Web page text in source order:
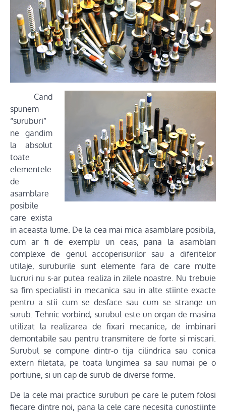
Cand
spunem
“suruburi”
ne gandim
la absolut
toate
elementele
de
asamblare
posibile
care exista
in aceasta lume. De la cea mai mica asamblare posibila,
cum ar fi de exemplu un ceas, pana la asamblari
complexe de genul accoperisurilor sau a diferitelor
utilaje, suruburile sunt elemente fara de care multe
lucruri nu s-ar putea realiza in zilele noastre. Nu trebuie
sa fim specialisti in mecanica sau in alte stiinte exacte
pentru a stii cum se desface sau cum se strange un
surub. Tehnic vorbind, surubul este un organ de masina
utilizat la realizarea de fixari mecanice, de imbinari
demontabile sau pentru transmitere de forte si miscari.
Surubul se compune dintr-o tija cilindrica sau conica
extern filetata, pe toata lungimea sa sau numai pe o
portiune, si un cap de surub de diverse forme.
De la cele mai practice suruburi pe care le putem folosi
fiecare dintre noi, pana la cele care necesita cunostiinte